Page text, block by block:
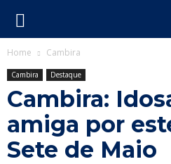
Home Cambira
Cambira Destaque
Cambira:
amiga por
Sete de Maio